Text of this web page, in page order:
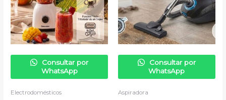
Consultar por
WhatsApp
Electrodomésticos
Consultar por
WhatsApp
Aspiradora